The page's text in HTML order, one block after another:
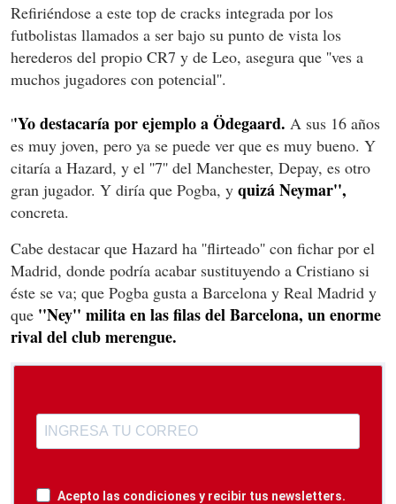
Refiriéndose a este top de cracks integrada por los
futbolistas llamados a ser bajo su punto de vista los
herederos del propio CR7 y de Leo, asegura que ''ves a
muchos jugadores con potencial''.
''Yo destacaría por ejemplo a Ödegaard. A sus 16 años
es muy joven, pero ya se puede ver que es muy bueno. Y
citaría a Hazard, y el ''7'' del Manchester, Depay, es otro
gran jugador. Y diría que Pogba, y quizá Neymar'',
concreta.
Cabe destacar que Hazard ha ''flirteado'' con fichar por el
Madrid, donde podría acabar sustituyendo a Cristiano si
éste se va; que Pogba gusta a Barcelona y Real Madrid y
que ''Ney'' milita en las filas del Barcelona, un enorme
rival del club merengue.
Acepto las condiciones y recibir tus newsletters.